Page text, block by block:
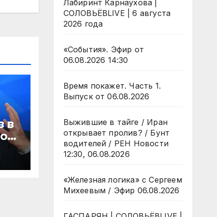
в
Лабиринт Карнаухова |
СОЛОВЬЁВLIVE | 6 августа
2026 года
«События». Эфир от
06.08.2026 14:30
Время покажет. Часть 1.
Выпуск от 06.08.2026
Выжившие в тайге / Иран
открывает пролив? / Бунт
водителей / РЕН Новости
12:30, 06.08.2026
«Железная логика» с Сергеем
Михеевым / Эфир 06.08.2026